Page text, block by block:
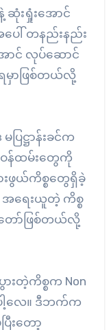
ဆုံးရှုံးအောင်
ါ် တနည်းနည်း
ာင် လုပ်ဆောင်
မှာဖြစ်တယ်လို့
ြဋ္ဌာန်းခင်က
ဝန်ထမ်းတွေကို
ဖွယ်ကိစ္စတွေရှိခဲ့
အရေးယူတဲ့ ကိစ္စ
တော်ဖြစ်တယ်လို့
ားတဲ့ကိစ္စက Non
ါ့လေ။ ဒီဘက်က
းတော့